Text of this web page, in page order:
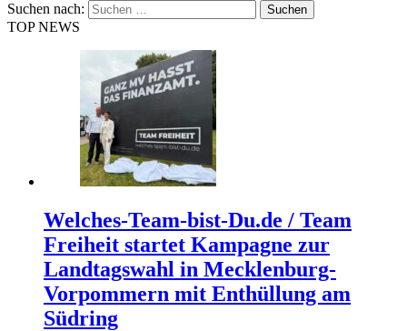
Suchen nach:
TOP NEWS
Welches-Team-bist-Du.de / Team
Freiheit startet Kampagne zur
Landtagswahl in Mecklenburg-
Vorpommern mit Enthüllung am
Südring